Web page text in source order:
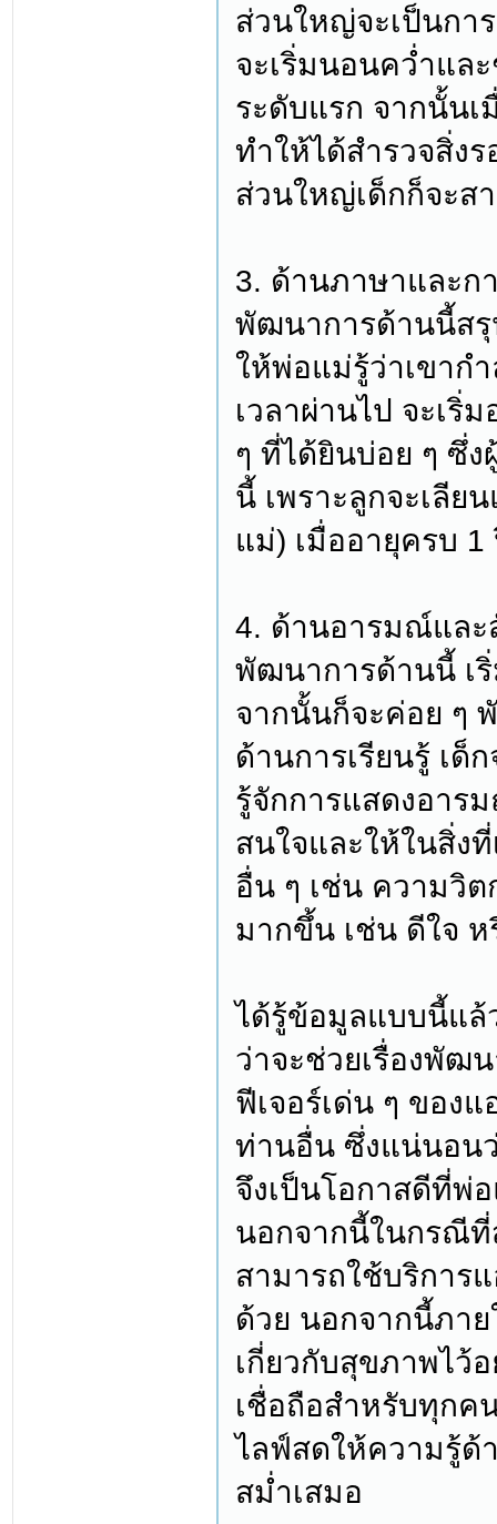
ส่วนใหญ่จะเป็นกา
จะเริ่มนอนคว่ำแล
ระดับแรก จากนั้นเ
ทำให้ได้สำรวจสิ่ง
ส่วนใหญ่เด็กก็จะส
3. ด้านภาษาและก
พัฒนาการด้านนี้สรุ
ให้พ่อแม่รู้ว่าเขาก
เวลาผ่านไป จะเริ่
ๆ ที่ได้ยินบ่อย ๆ ซึ่
นี้ เพราะลูกจะเลี
แม่) เมื่ออายุครบ
4. ด้านอารมณ์และ
พัฒนาการด้านนี้ เ
จากนั้นก็จะค่อย ๆ
ด้านการเรียนรู้ เด็
รู้จักการแสดงอาร
สนใจและให้ในสิ่ง
อื่น ๆ เช่น ความวิ
มากขึ้น เช่น ดีใจ ห
ได้รู้ข้อมูลแบบนี้แ
ว่าจะช่วยเรื่องพัฒ
ฟีเจอร์เด่น ๆ ของ
ท่านอื่น ซึ่งแน่นอน
จึงเป็นโอกาสดีที่พ่
นอกจากนี้ในกรณีที่
สามารถใช้บริการ
ด้วย นอกจากนี้ภา
เกี่ยวกับสุขภาพไว้
เชื่อถือสำหรับทุกค
ไลฟ์สดให้ความรู้ด้
สม่ำเสมอ